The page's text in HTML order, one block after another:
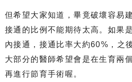
但希望大家知道，畢竟破壞容易
接通的比例不能期待太高。如果
內接通，接通比率大約60%，之
大部分的醫師希望會是在生育兩
再進行節育手術喔。